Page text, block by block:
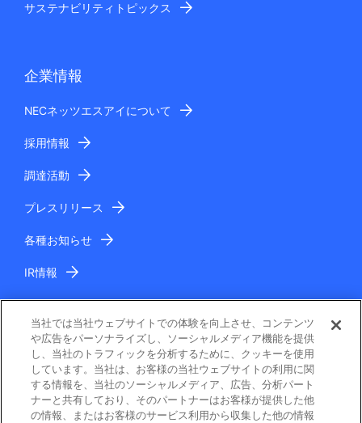
サステナビリティトピックス
企業情報
NECネッツエスアイについて
採用情報
調達活動
プレスリリース
各種お知らせ
IR情報
電子公告
当社では当社ウェブサイトでの体験を向上させ、コンテンツ
や広告をパーソナライズし、ソーシャルメディア機能を提供
し、当社のトラフィックを分析するために、クッキーを使用
しています。当社は、お客様の当社ウェブサイトの利用に関
する情報を、当社のソーシャルメディア、広告、分析パート
ナーと共有しており、そのパートナーはお客様が提供した他
の情報、またはお客様のサービス利用から収集した他の情報